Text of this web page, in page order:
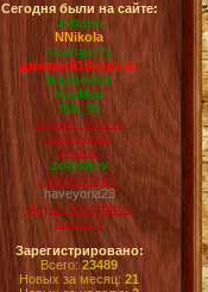
Сегодня были на сайте:
Johano
NNikola
stranger71
дмитрий18корсар
Baphomet
MaxMad
ISA_95
Серый_Корсар
andrew950
Andlok
zolochev
Ku33neCHIK
haveyona23
Slayer_Reignblood
manul75
Зарегистрировано:
Всего:23489
Новых за месяц: 21